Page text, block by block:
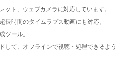
ット、ウェブカメラに対応しています。
長時間のタイムラプス動画にも対応。
ツール。
して、オフラインで視聴・処理できるよう